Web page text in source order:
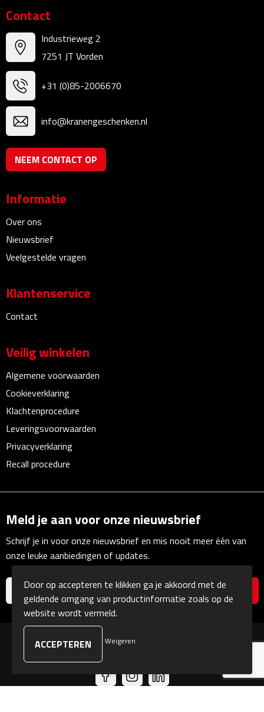
Barmatten
Naambadges & naamkaarthouders
Stickers
Visitekaartjes
Vlaggen
Bureau Toebehoren
Bureauklokken
Bureaulampen
Bureau onderleggers
Bureausets
Briefopeners
Gummen
Muismatten
Pennen etui's
Puntenslijpers
Rekenmachines
Document- & Schrijfmappen
Documentmappen
Contact
Industrieweg 2
7251 JT Vorden
+31 (0)85-2006670
info@kranengeschenken.nl
NEEM CONTACT OP
Informatie
Over ons
Nieuwsbrief
Veelgestelde vragen
Klantenservice
Contact
Veilig winkelen
Algemene voorwaarden
Cookieverklaring
Klachtenprocedure
Leveringsvoorwaarden
Privacyverklaring
Recall procedure
Meld je aan voor onze nieuwsbrief
Schrijf je in voor onze nieuwsbrief en mis nooit meer één van
onze leuke aanbiedingen of updates.
© Copyright Kranengeschenken 2026
Door op accepteren te klikken ga je akkoord met de
geldende omgang van productinformatie zoals op de
website wordt vermeld.
Weigeren